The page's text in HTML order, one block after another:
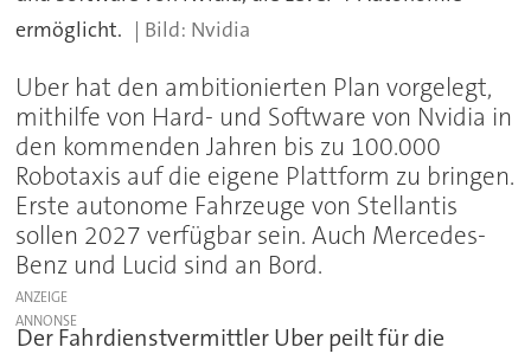
ermöglicht.
Nvidia
Uber hat den ambitionierten Plan vorgelegt,
mithilfe von Hard- und Software von Nvidia in
den kommenden Jahren bis zu 100.000
Robotaxis auf die eigene Plattform zu bringen.
Erste autonome Fahrzeuge von Stellantis
sollen 2027 verfügbar sein. Auch Mercedes-
Benz und Lucid sind an Bord.
ANZEIGE
Der Fahrdienstvermittler Uber peilt für die